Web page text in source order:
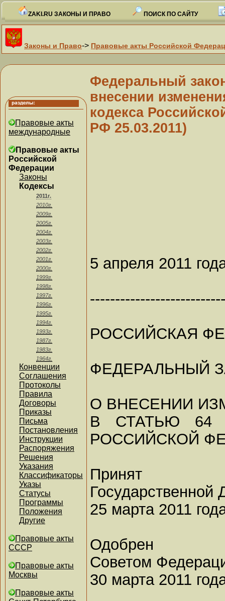
ZAKI.RU ЗАКОНЫ И ПРАВО ПОИСК ПО САЙТУ
Законы и Право-> Правовые акты Российской
Правовые акты
международные
Правовые акты
Российской
Федерации
Законы
Кодексы
2011г.
2010г.
2009г.
2005г.
2004г.
2003г.
2002г.
2001г.
2000г.
1999г.
1998г.
1997г.
1996г.
1995г.
1994г.
1993г.
1987г.
1983г.
1964г.
Конвенции
Соглашения
Протоколы
Правила
Договоры
Приказы
Письма
Постановления
Инструкции
Распоряжения
Решения
Указания
Классификаторы
Указы
Статусы
Программы
Положения
Другие
Правовые акты
СССР
Правовые акты
Москвы
Правовые акты
Федеральный
внесении
кодекса
РФ 25.03.2011)
5 апреля 2011
РОССИЙСКАЯ
ФЕДЕРАЛЬНЫЙ
О ВНЕСЕНИИ
В СТАТЬЮ 64
РОССИЙСКОЙ
Принят
Государственной
25 марта 2011
Одобрен
Советом
30 марта 2011